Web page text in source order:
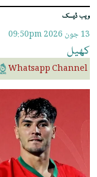
ویب ڈیسک
13 جون 2026 09:50pm
کھیل
Whatsapp Channel